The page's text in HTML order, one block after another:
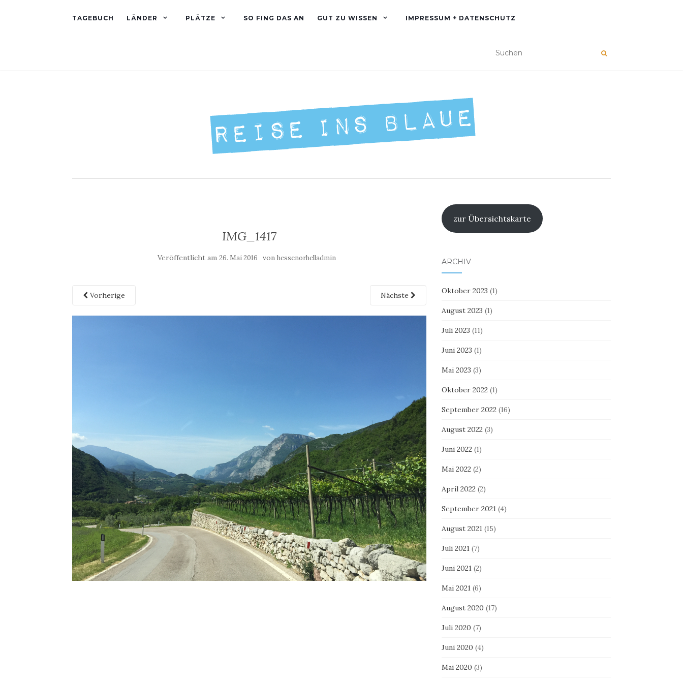
TAGEBUCH LÄNDER PLÄTZE SO FING DAS AN GUT ZU WISSEN IMPRESSUM + DATENSCHUTZ
IMG_1417
Veröffentlicht am 26. Mai 2016 von hessenorhelladmin
Vorherige Nächste
zur Übersichtskarte
ARCHIV
Oktober 2023 (1)
August 2023 (1)
Juli 2023 (11)
Juni 2023 (1)
Mai 2023 (3)
Oktober 2022(1)
September 2022(16)
August 2022(3)
Juni 2022(1)
Mai 2022(2)
April 2022(2)
September 2021(4)
August 2021(15)
Juli 2021(7)
Juni 2021(2)
Mai 2021(6)
August 2020 (17)
Juli 2020 (7)
Juni 2020 (4)
Mai 2020 (3)